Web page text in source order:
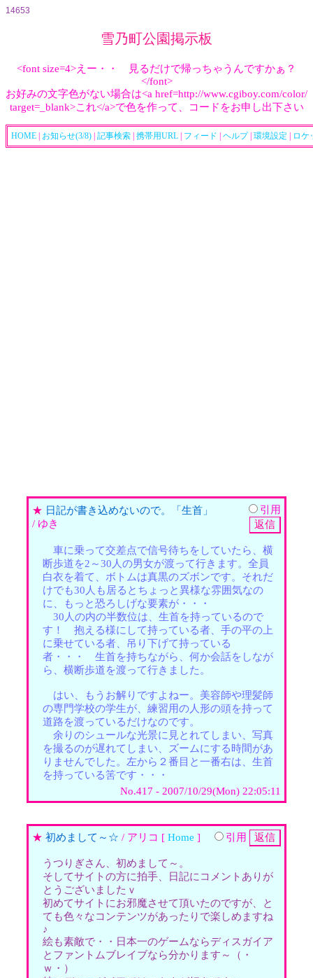
14653
雪乃町公園掲示板
<font size=4>えー・・ 見るだけで帰っちゃうんですかぁ？
</font>
お好みの文字色がない場合は<a href=http://www.cgiboy.com/color/
target=_blank>これ</a>で色を作って、コードをお申し出下さい
HOME | お知らせ(3/8) | 記事検索 | 携帯用URL | フィード | ヘルプ| 環境設定 | ロケ
★ 日記が書き込めないので。「生首」
/ ゆき
引用
車に乗って交差点で信号待ちをしていたら、横
断歩道を2～30人の男女が渡って行きます。全員
白衣を着て、ボトムは真黒のズボンです。それだ
けでも30人も居るとちょっと異様な雰囲気なの
に、もっと恐ろしげな要素が・・・
30人の内の半数位は、生首を持っているので
す！ 抱える様にして持っている者、手の平の上
に乗せている者、吊り下げて持っている
者・・・ 生首を持ちながら、何か会話をしなが
ら、横断歩道を渡って行きました。
はい、もうお解りですよねー。美容師や理髪師
の専門学校の学生が、練習用の人形の頭を持って
道路を渡っているだけなのです。
余りのシュールな光景に見とれてしまい、写真
を撮るのが遅れてしまい、ズームにする時間があ
りませんでした。左から２番目と一番右は、生首
を持っている筈です・・・
No.417 - 2007/10/29(Mon) 22:05:11
★ 初めまして～☆ / アリコ [ Home ] 引用
うつりぎさん、初めまして～。
そしてサイトの方に拍手、日記にコメントありが
とうございましたｖ
初めてサイトにお邪魔させて頂いたのですが、と
ても色々なコンテンツがあったりで楽しめますね
♪
絵も素敵で・・日本一のゲームならディスガイア
とファントムブレイブなら分かります～（・
ｗ・）